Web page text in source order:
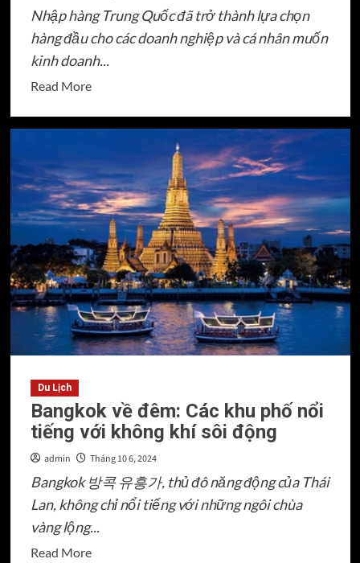
Nhập hàng Trung Quốc đã trở thành lựa chọn
hàng đầu cho các doanh nghiệp và cá nhân muốn
kinh doanh...
Read MoreRead
about
màn”
bí
mật
nhập
hàng
Trung
Quốc
giá
gốc
cho
Du Lịch
Bangkok về đêm: Các khu phố nổi
tiếng với không khí sôi động
admin Tháng 10 6, 2024
Bangkok 방콕 유흥가, thủ đô năng động của Thái
Lan, không chỉ nổi tiếng với những ngôi chùa
vàng lộng...
Read MoreRead